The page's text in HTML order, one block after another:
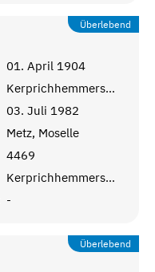
Überlebend
01. April 1904
Kerprichhemmersdorf, Saarlouis
03. Juli 1982
Metz, Moselle
4469
Kerprichhemmersdorf
-
Überlebend